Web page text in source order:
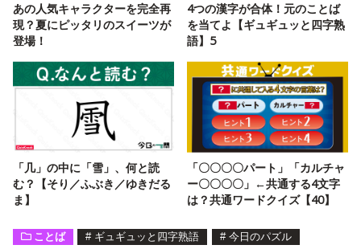
あの人気キャラクターを完全再
現？夏にピッタリのスイーツが
登場！
4つの漢字が合体！元のことば
を当てよ【ギュギュッと四字熟
語】5
「几」の中に「雪」、何と読
む？【そり／ふぶき／ゆきだる
ま】
「〇〇〇〇パート」「カルチャ
ー〇〇〇〇」←共通する4文字
は？共通ワードクイズ【40】
ことば # ギュギュッと四字熟語 # 今日のパズル